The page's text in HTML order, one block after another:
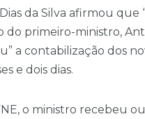
da Silva afirmou que
do primeiro-ministro,
a contabilização dos
e dois dias.
o ministro recebeu